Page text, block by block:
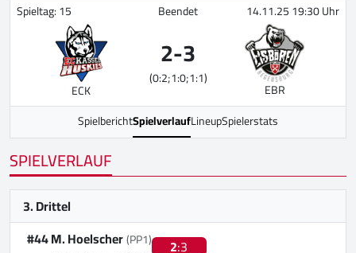
Spieltag: 15 Beendet 14.11.25 19:30 Uhr
ECK
2-3
(0:2;1:0;1:1)
EBR
SpielberichtSpielverlaufLineupSpielerstats
SPIELVERLAUF
3. Drittel
2:3
#44 M. Hoelscher(PP1)